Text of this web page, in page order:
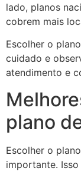
lado, planos
cobrem mais
Escolher o
cuidado e
atendimento e
plano
Escolher o
importante.